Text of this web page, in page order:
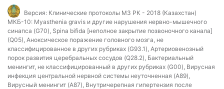
Версия: Клинические протоколы МЗ РК - 2018 (Казахстан)
МКБ-10: Myasthenia gravis и другие нарушения нервно-мышечного
синапса (G70), Spina bifida [неполное закрытие позвоночного канала]
(Q05), Аноксическое поражение головного мозга, не
классифицированное в других рубриках (G93.1), Артериовенозный
порок развития церебральных сосудов (Q28.2), Бактериальный
менингит, не классифицированный в других рубриках (G00), Вирусная
инфекция центральной нервной системы неуточненная (A89),
Вирусный менингит (A87), Внутричерепная гипертензия после